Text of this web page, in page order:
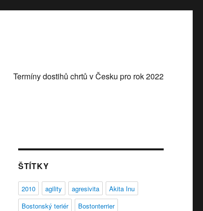
Termíny dostihů chrtů v Česku pro rok 2022
ŠTÍTKY
2010 agility agresivita
Akita Inu
Bostonský teriér
Bostonterrier